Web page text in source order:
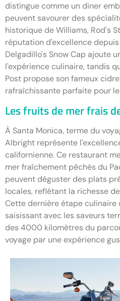
distingue comme un diner
peuvent savourer des
historique de Williams, Rod's
réputation d'excellence
Delgadillo's Snow Cap ajoute
l'expérience culinaire, tandis
Post propose son fameux
rafraîchissante parfaite pour
Les fruits de mer frais
À Santa Monica, terme du
Albright représente
californienne. Ce restaurant
mer fraîchement pêchés du
peuvent déguster des plats
locales, reflétant la richesse
Cette dernière étape culinaire
saisissant avec les saveurs
des 4000 kilomètres du
voyage par une expérience